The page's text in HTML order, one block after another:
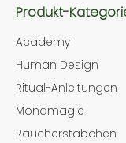
Produkt-
Academy
Human Design
Ritual-Anleitungen
Mondmagie
Räucherstäbchen